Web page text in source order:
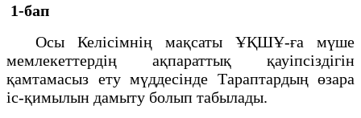
1-бап
Осы Келісімнің мақсаты ҰҚШҰ-ға мүше
мемлекеттердің ақпараттық қауіпсіздігін
қамтамасыз ету мүддесінде Тараптардың өзара
іс-қимылын дамыту болып табылады.